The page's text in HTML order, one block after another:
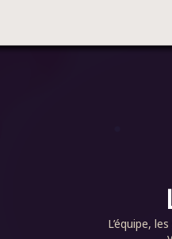
L’équipe,